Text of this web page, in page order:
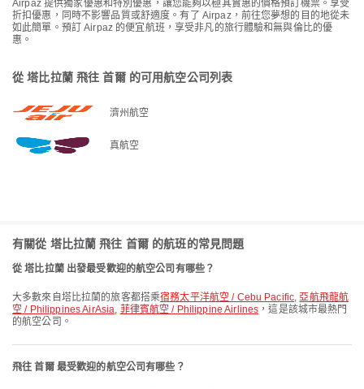
Airpaz 提供獨家優惠和特別優惠，讓您能夠以極其實惠的價格預訂機票。享受
折扣優惠，同時不影響品質或舒適度。有了 Airpaz，前往您夢想的目的地從未
如此簡單。預訂 Airpaz 的便宜航班，享受非凡的旅行體驗和無與倫比的優
惠。
從 塔比拉蘭 飛往 首爾 的可用航空公司列表
濟州航空
真航空
有關從 塔比拉蘭 飛往 首爾 的航班的常見問題
從 塔比拉蘭 出發最受歡迎的航空公司有哪些？
大多數來自塔比拉蘭的旅客都搭乘宿務太平洋航空 / Cebu Pacific,亞航飛龍航
空 / Philippines AirAsia, 菲律賓航空 / Philippine Airlines ，這是該城市最熱門
的航空公司。
飛往 首爾 最受歡迎的航空公司有哪些？